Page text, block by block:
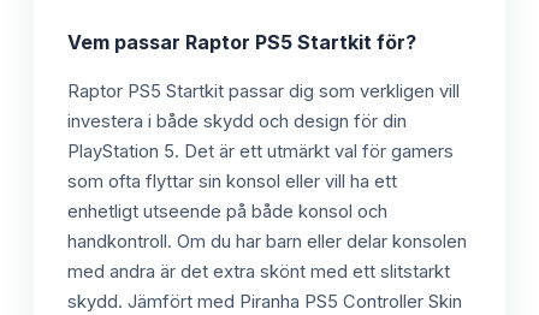
Vem passar Raptor PS5 Startkit för?
Raptor PS5 Startkit passar dig som verkligen vill
investera i både skydd och design för din
PlayStation 5. Det är ett utmärkt val för gamers
som ofta flyttar sin konsol eller vill ha ett
enhetligt utseende på både konsol och
handkontroll. Om du har barn eller delar konsolen
med andra är det extra skönt med ett slitstarkt
skydd. Jämfört med Piranha PS5 Controller Skin